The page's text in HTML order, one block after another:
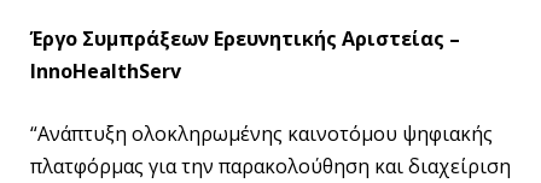
Έργο Συμπράξεων Ερευνητικής Αριστείας –
InnoHealthServ
“Ανάπτυξη ολοκληρωμένης καινοτόμου ψηφιακής
πλατφόρμας για την παρακολούθηση και διαχείριση